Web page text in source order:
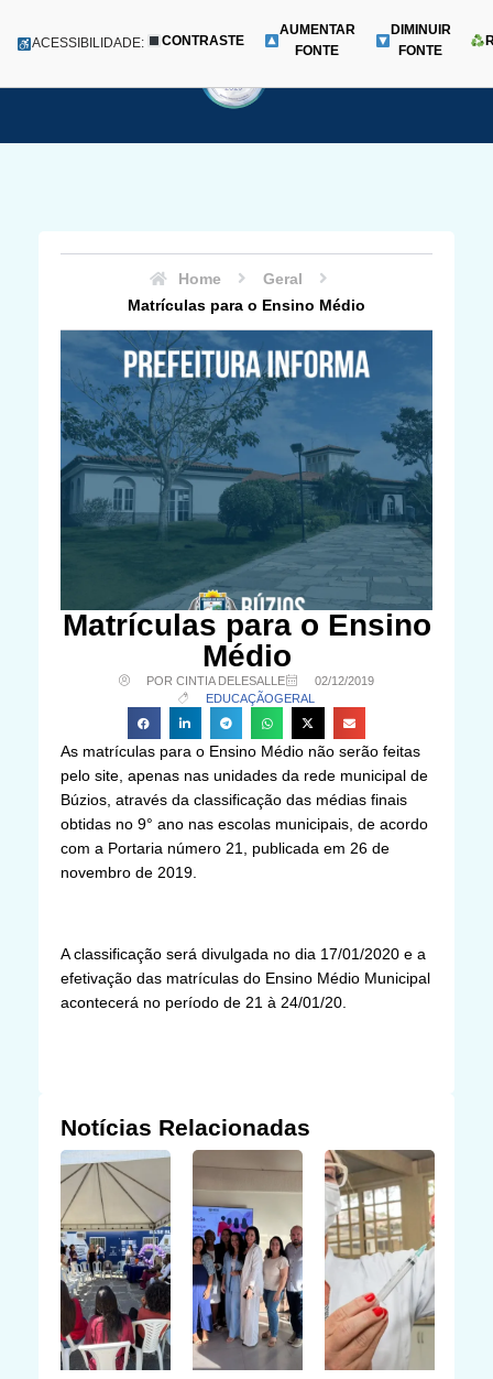
para
Menu
ACESSIBILIDADE: CONTRASTE
AUMENTAR
FONTE
DIMINUIR
FONTE
Home
Geral
Matrículas para o Ensino Médio
Matrículas para o Ensino
Médio
POR CINTIA DELESALLE
02/12/2019
EDUCAÇÃOGERAL
As matrículas para o Ensino Médio não serão feitas
pelo site, apenas nas unidades da rede municipal de
Búzios, através da classificação das médias finais
obtidas no 9° ano nas escolas municipais, de acordo
com a Portaria número 21, publicada em 26 de
novembro de 2019.
A classificação será divulgada no dia 17/01/2020 e a
efetivação das matrículas do Ensino Médio Municipal
acontecerá no período de 21 à 24/01/20.
Notícias Relacionadas